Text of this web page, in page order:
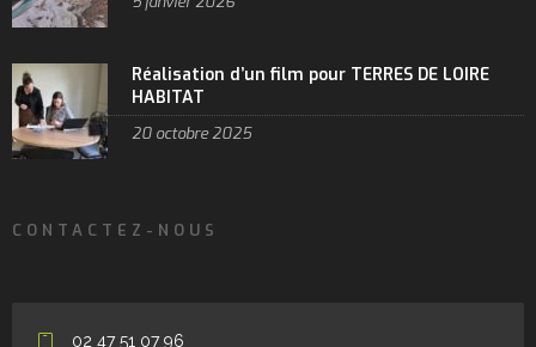
Réalisation d’un film pour TERRES DE LOIRE
HABITAT
20 octobre 2025
CONTACTEZ-NOUS
02 47 51 07 96